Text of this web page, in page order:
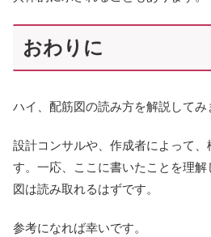
おわりに
ハイ、配筋図の読み方を解説してみ
設計コンサルや、作成者によって、
す。一応、ここに書いたことを理
図は読み取れるはずです。
参考になれば幸いです。